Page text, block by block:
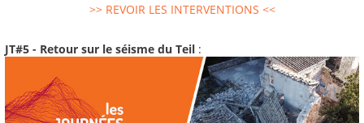
>> REVOIR LES INTERVENTIONS <<
JT#5 - Retour sur le séisme du Teil :